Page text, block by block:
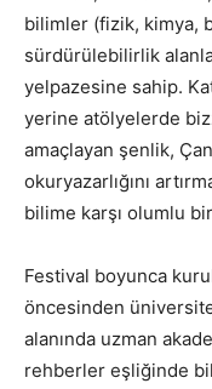
bilimler (fizik, kimya,
sürdürülebilirlik
yelpazesine sahip.
yerine atölyelerde
amaçlayan şenlik,
okuryazarlığını
bilime karşı olumlu bir
Festival boyunca
öncesinden
alanında uzman
rehberler eşliğinde